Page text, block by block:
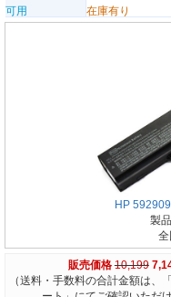
可用
在庫有り
HP
製
販売価格 10,199
（送料・手数料の合計金額は、